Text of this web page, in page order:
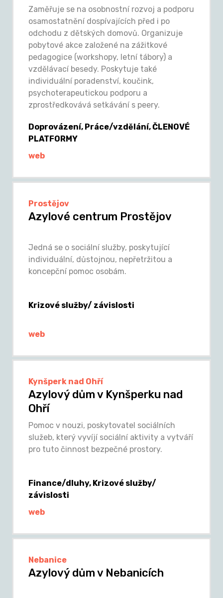
Zaměřuje se na osobnostní rozvoj a podporu
osamostatnění dospívajících před i po
odchodu z dětských domovů. Organizuje
pobytové akce založené na zážitkové
pedagogice (workshopy, letní tábory) a
vzdělávací besedy. Poskytuje také
individuální poradenství, koučink,
psychoterapeutickou podporu a
zprostředkovává setkávání s peery.
Doprovázení, Práce/vzdělání, ČLENOVÉ
PLATFORMY
web
Prostějov
Azylové centrum Prostějov
Jedná se o sociální služby, poskytující
individuální, důstojnou, nepřetržitou a
koncepční pomoc osobám.
Krizové služby/ závislosti
web
Kynšperk nad Ohří
Azylový dům v Kynšperku nad
Ohří
Pomoc v nouzi, poskytovatel sociálních
služeb, který vyvíjí sociální aktivity a vytváří
pro tuto činnost bezpečné prostory.
Finance/dluhy, Krizové služby/
závislosti
web
Nebanice
Azylový dům v Nebanicích